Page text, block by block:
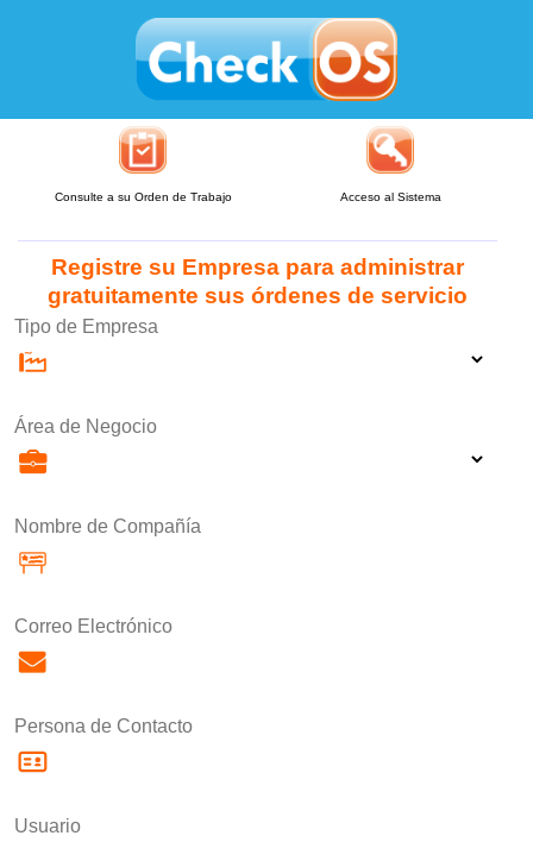
Consulte a su Orden de Trabajo Acceso al Sistema
Registre su Empresa para administrar
gratuitamente sus órdenes de servicio
Tipo de Empresa
Área de Negocio
Nombre de Compañía
Correo Electrónico
Persona de Contacto
Usuario